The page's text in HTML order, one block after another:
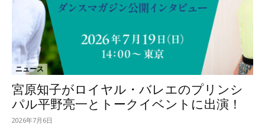
ニュース
宮原知子がロイヤル・バレエのプリンシ
パル平野亮一とトークイベントに出演！
2026年7月6日